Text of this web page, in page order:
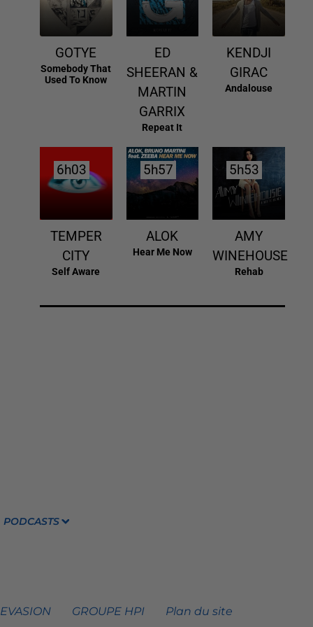
GOTYE
Somebody That
Used To Know
ED
SHEERAN &
MARTIN
GARRIX
Repeat It
KENDJI
GIRAC
Andalouse
6h03
6h03
TEMPER
CITY
Self Aware
5h57
5h57
ALOK
Hear Me Now
5h53
5h53
AMY
WINEHOUSE
Rehab
PODCASTS
GROUPE HPI Plan du site